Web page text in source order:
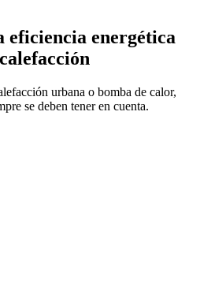
eficiencia energética
urbana o bomba de calor,
se deben tener en cuenta.